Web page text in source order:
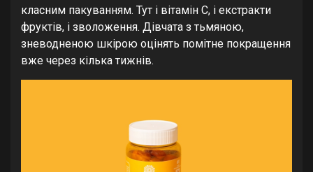
класним пакуванням. Тут і вітамін C, і екстракти
фруктів, і зволоження. Дівчата з тьмяною,
зневодненою шкірою оцінять помітне покращення
вже через кілька тижнів.